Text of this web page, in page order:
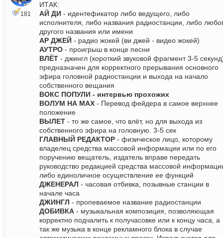
181
ИТАК:
АЙ ДИ - идентефикатор либо ведущего, либо
исполнителя, либо названия радиостанции, либо
другого названия или имени
АР ДЖЕЙ - радио жокей (ви джей - видео жокей)
АУТРО - проигрыш в конце песни
ВЛЁТ - джингл (короткий звуковой фрагмент 3-5
предназначен для корректного прерывания основного
эфира головной радиостанции и выхода на начало
собственного вещания
ВОКС ПОПУЛИ - интервью прохожих
ВОЛУМ НА МАХ - Перевод фейдера в самое верхнее
положение
ВЫЛЕТ - то же самое, что влёт, но для выхода из
собственного эфира на головную. 3-5 сек
ГЛАВНЫЙ РЕДАКТОР - физическое лицо, которому
владелец средства массовой информации или по его
поручению вещатель, издатель вправе передать
руководство редакцией средства массовой
либо единоличное осуществление ее функций
ДЖЕНЕРАЛ - часовая отбивка, позывные станции в
начале часа
ДЖИНГЛ - пропеваемое название радиостанции
ДОБИВКА - музыкальная композиция, позволяющая
корректно подчалить к получасовке или к концу часа, а
так же музыка в конце рекламного блока в случае